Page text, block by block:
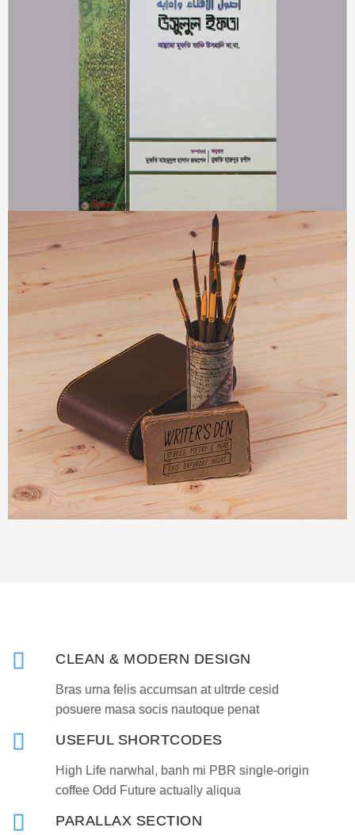
CLEAN & MODERN DESIGN
Bras urna felis accumsan at ultrde cesid
posuere masa socis nautoque penat
USEFUL SHORTCODES
High Life narwhal, banh mi PBR single-origin
coffee Odd Future actually aliqua
PARALLAX SECTION